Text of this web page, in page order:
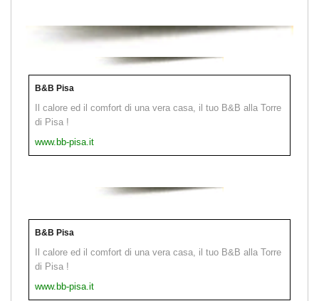
B&B Pisa
Il calore ed il comfort di una vera casa, il tuo B&B alla Torre
di Pisa !
www.bb-pisa.it
B&B Pisa
Il calore ed il comfort di una vera casa, il tuo B&B alla Torre
di Pisa !
www.bb-pisa.it